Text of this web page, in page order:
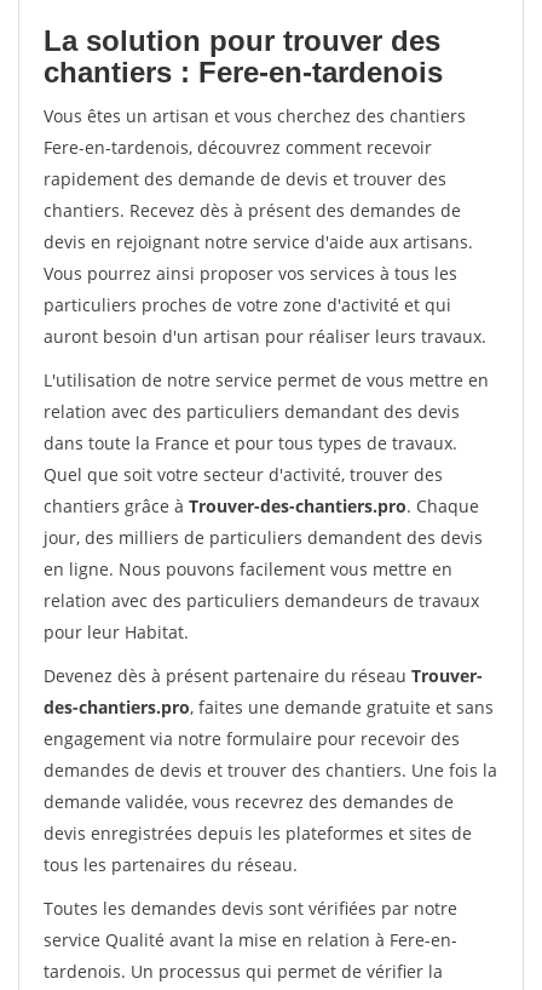
La solution pour trouver des
chantiers : Fere-en-tardenois
Vous êtes un artisan et vous cherchez des chantiers
Fere-en-tardenois, découvrez comment recevoir
rapidement des demande de devis et trouver des
chantiers. Recevez dès à présent des demandes de
devis en rejoignant notre service d'aide aux artisans.
Vous pourrez ainsi proposer vos services à tous les
particuliers proches de votre zone d'activité et qui
auront besoin d'un artisan pour réaliser leurs travaux.
L'utilisation de notre service permet de vous mettre en
relation avec des particuliers demandant des devis
dans toute la France et pour tous types de travaux.
Quel que soit votre secteur d'activité, trouver des
chantiers grâce à Trouver-des-chantiers.pro. Chaque
jour, des milliers de particuliers demandent des devis
en ligne. Nous pouvons facilement vous mettre en
relation avec des particuliers demandeurs de travaux
pour leur Habitat.
Devenez dès à présent partenaire du réseau Trouver-
des-chantiers.pro, faites une demande gratuite et sans
engagement via notre formulaire pour recevoir des
demandes de devis et trouver des chantiers. Une fois la
demande validée, vous recevrez des demandes de
devis enregistrées depuis les plateformes et sites de
tous les partenaires du réseau.
Toutes les demandes devis sont vérifiées par notre
service Qualité avant la mise en relation à Fere-en-
tardenois. Un processus qui permet de vérifier la